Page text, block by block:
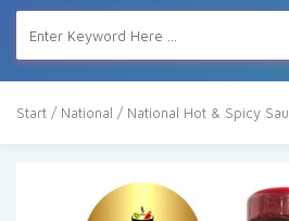
Start / National / National Hot & Spicy